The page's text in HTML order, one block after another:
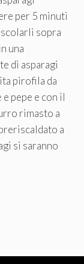
per 5 minuti
sopra
una
di asparagi
pirofila da
pepe e con il
rimasto a
a
si saranno